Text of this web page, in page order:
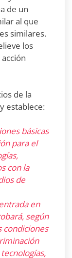
de un
al que
similares.
los
de la
establece:
básicas
para el
con la
de
en
según
condiciones